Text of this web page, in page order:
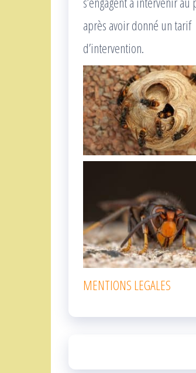
après avoir donné un tarif
d’intervention.
MENTIONS LEGALES